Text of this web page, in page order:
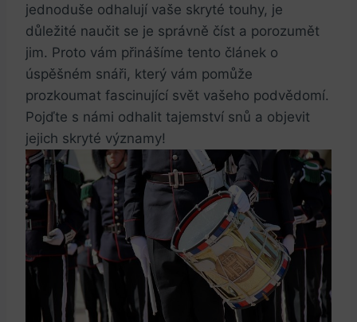
jednoduše odhalují vaše ⁣skryté ‍touhy,⁣ je‌
důležité naučit ⁢se je správně ⁢číst a porozumět
‌jim. Proto ​vám přinášíme ⁣tento článek o
úspěšném snáři, který⁣ vám pomůže
prozkoumat fascinující svět vašeho ‍podvědomí.
‍Pojďte s​ námi odhalit tajemství ⁣snů​ a objevit
jejich skryté významy!